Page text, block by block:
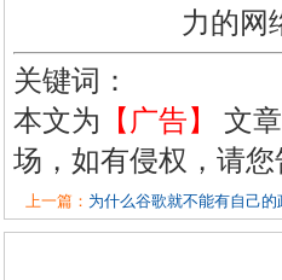
力的网
关键词：
本文为 【广告】
文
场，如有侵权，请
上一篇： 为什么谷歌就不能有自己的